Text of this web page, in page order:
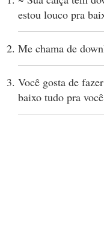
estou louco pra
Me chama de
Você gosta de
baixo tudo pra